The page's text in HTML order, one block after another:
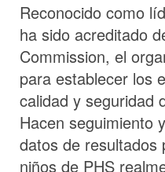
Reconocido como
ha sido acreditado
Commission, el
para establecer los
calidad y seguridad
Hacen seguimiento
datos de resultados
niños de PHS